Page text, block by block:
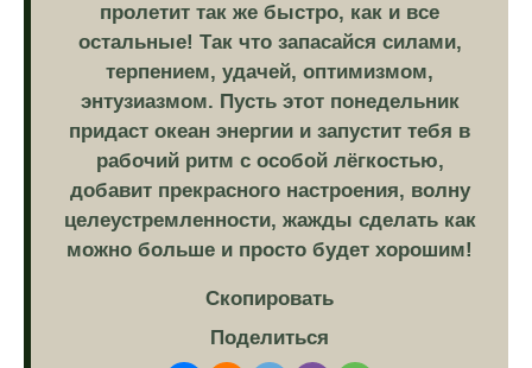
пролетит так же быстро, как и все
остальные! Так что запасайся силами,
терпением, удачей, оптимизмом,
энтузиазмом. Пусть этот понедельник
придаст океан энергии и запустит тебя в
рабочий ритм с особой лёгкостью,
добавит прекрасного настроения, волну
целеустремленности, жажды сделать как
можно больше и просто будет хорошим!
Скопировать
Поделиться